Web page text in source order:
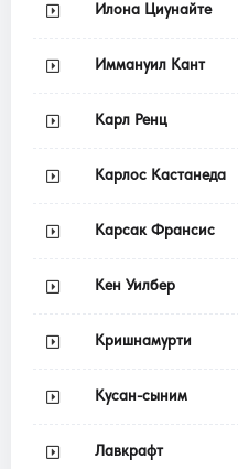
Илона Циунайте
Иммануил Кант
Карл Ренц
Карлос Кастанеда
Карсак Франсис
Кен Уилбер
Кришнамурти
Кусан-сыним
Лавкрафт